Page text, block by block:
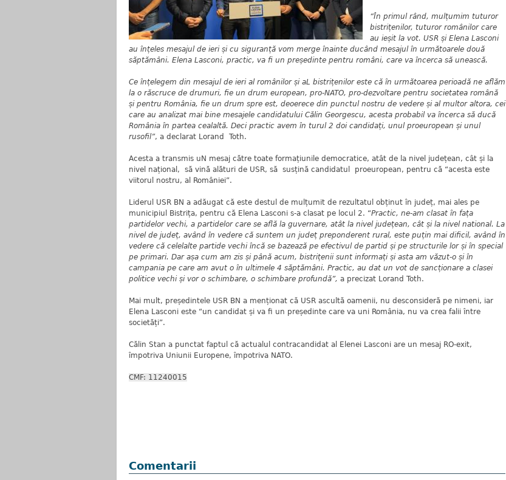
“În primul rând, mulțumim tuturor
bistrițenilor, tuturor românilor care
au ieșit la vot. USR și Elena Lasconi
au înțeles mesajul de ieri și cu siguranță vom merge înainte ducând mesajul în următoarele două
săptămâni. Elena Lasconi, practic, va fi un președinte pentru români, care va încerca să unească.
Ce înțelegem din mesajul de ieri al românilor și aL bistrițenilor este că în următoarea perioadă ne aflăm
la o răscruce de drumuri, fie un drum european, pro-NATO, pro-dezvoltare pentru societatea română
și pentru România, fie un drum spre est, deoerece din punctul nostru de vedere și al multor altora, cei
care au analizat mai bine mesajele candidatului Călin Georgescu, acesta probabil va încerca să ducă
România în partea cealaltă. Deci practic avem în turul 2 doi candidați, unul proeuropean și unul
rusofil”, a declarat Lorand Toth.
Acesta a transmis uN mesaj către toate formațiunile democratice, atât de la nivel județean, cât și la
nivel național, să vină alături de USR, să susțină candidatul proeuropean, pentru că “acesta este
viitorul nostru, al României”.
Liderul USR BN a adăugat că este destul de mulțumit de rezultatul obținut în județ, mai ales pe
municipiul Bistrița, pentru că Elena Lasconi s-a clasat pe locul 2. “Practic, ne-am clasat în fața
partidelor vechi, a partidelor care se află la guvernare, atât la nivel județean, cât și la nivel national. La
nivel de județ, având în vedere că suntem un județ preponderent rural, este puțin mai dificil, având în
vedere că celelalte partide vechi încă se bazează pe efectivul de partid și pe structurile lor și în special
pe primari. Dar așa cum am zis și până acum, bistrițenii sunt informați și asta am văzut-o și în
campania pe care am avut o în ultimele 4 săptămâni. Practic, au dat un vot de sancționare a clasei
politice vechi și vor o schimbare, o schimbare profundă”, a precizat Lorand Toth.
Mai mult, președintele USR BN a menționat că USR ascultă oamenii, nu desconsideră pe nimeni, iar
Elena Lasconi este “un candidat și va fi un președinte care va uni România, nu va crea falii între
societăți”.
Călin Stan a punctat faptul că actualul contracandidat al Elenei Lasconi are un mesaj RO-exit,
împotriva Uniunii Europene, împotriva NATO.
CMF: 11240015
Comentarii